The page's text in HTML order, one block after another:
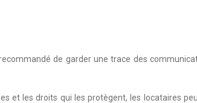
de garder une trace des
et les droits qui les protègent, les locataires